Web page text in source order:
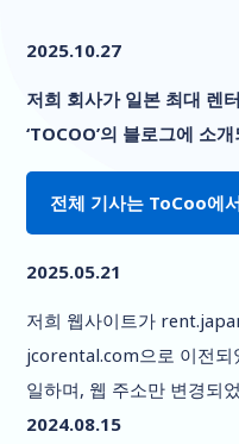
2025.10.27
저희 회사가 일본 최대 렌
‘TOCOO’의 블로그에 소
전체 기사는 ToCoo에
2025.05.21
저희 웹사이트가
jcorental.com으로 이전되
일하며, 웹 주소만 변경되
2024.08.15